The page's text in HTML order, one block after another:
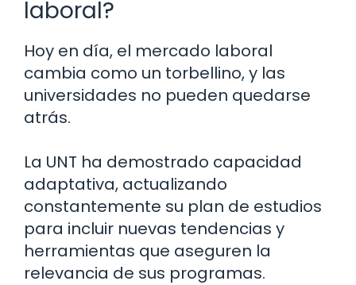
laboral?
Hoy en día, el mercado laboral
cambia como un torbellino, y las
universidades no pueden quedarse
atrás.
La UNT ha demostrado capacidad
adaptativa, actualizando
constantemente su plan de estudios
para incluir nuevas tendencias y
herramientas que aseguren la
relevancia de sus programas.